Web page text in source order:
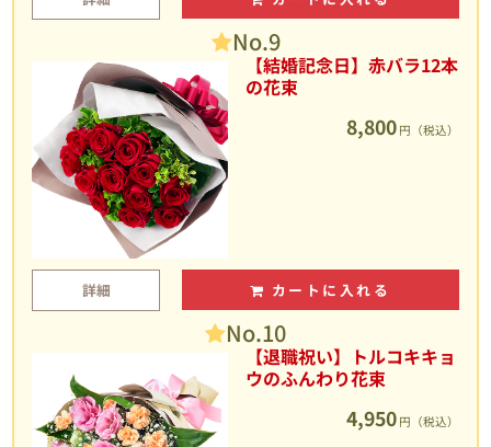
No.9
【結婚記念日】赤バラ12本
の花束
8,800 円（税込）
詳細 カートに入れる
No.10
【退職祝い】トルコキキョ
ウのふんわり花束
4,950 円（税込）